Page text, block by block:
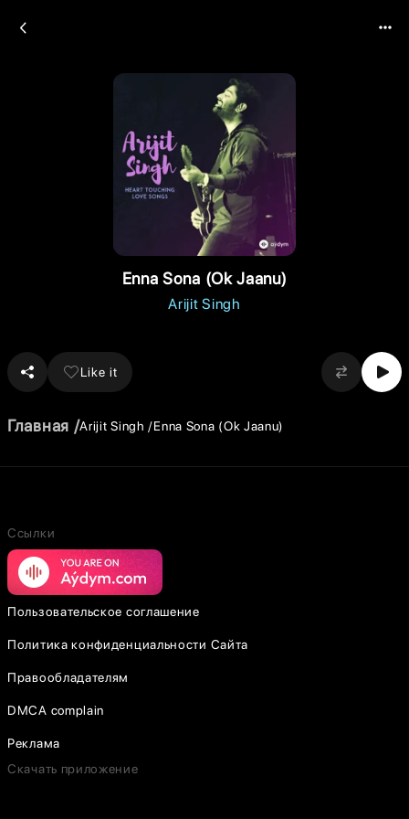
Enna Sona (Ok Jaanu)
Arijit Singh
Like it
Главная Arijit Singh Enna Sona (Ok Jaanu)
Ссылки
Пользовательское соглашение
Политика конфиденциальности Сайта
Правообладателям
DMCA complain
Реклама
Скачать приложение